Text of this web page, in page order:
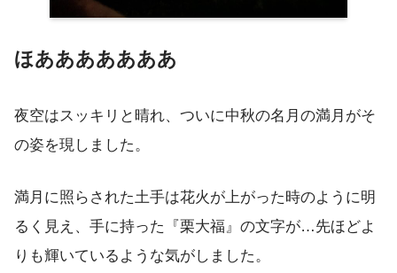
ほあああああああ
夜空はスッキリと晴れ、ついに中秋の名月の満月がそ
の姿を現しました。
満月に照らされた土手は花火が上がった時のように明
るく見え、手に持った『栗大福』の文字が…先ほどよ
りも輝いているような気がしました。